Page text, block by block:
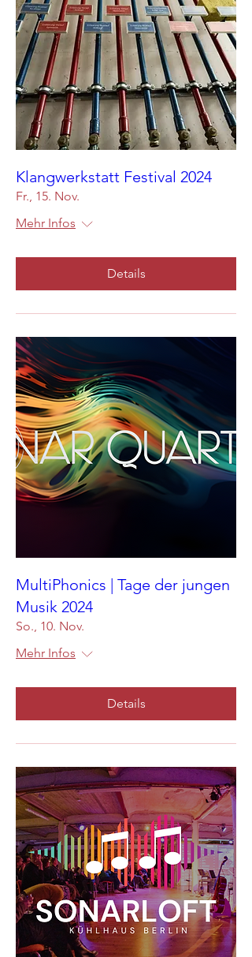
Klangwerkstatt Festival 2024
Fr., 15. Nov.
Mehr Infos
Details
MultiPhonics | Tage der jungen
Musik 2024
So., 10. Nov.
Mehr Infos
Details